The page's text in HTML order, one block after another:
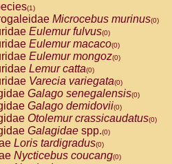
(1)
Microcebus murinus(0)
Eulemur fulvus(0)
Eulemur macaco(0)
Eulemur mongoz(0)
Lemur catta(0)
Varecia variegata(0)
Galago senegalensis(0)
Galago demidovii(0)
Otolemur crassicaudatus(0)
Galagidae spp.(0)
Loris tardigradus(0)
Nycticebus coucang(0)